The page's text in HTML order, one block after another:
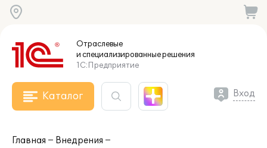
Отраслевые
и специализированныерешения
1С:Предприятие
Каталог Вход
Главная
Внедрения